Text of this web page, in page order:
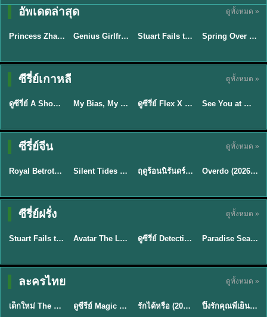
อัพเดตล่าสุด ดูทั้งหมด »
★8
พากย์ไทย/ซับ
ไทย
Princess Zhaoyang องค์หญิงเจาหยาง (2026) พากย์ไทย ซับไทย EP.1-18 ★9
พากย์ไทย/ซับ
Genius Girlfriend แฟนสาวอัจฉริยะ (2026) พากย์ไทย ซับไทย EP.1-28 ★9.3 Stuart Fails to Save the Universe สจ๊วตล่มแผนกู้จักรวาล (2026) พากย์ไทย ซับไทย EP.1-10
ซับไทย
Spring Over Phoenix Pond (2026) หงส์คืนบัลลังก์แค้น พากย์ไทย ซับไทย EP1-21
ซีรี่ย์เกาหลี ดูทั้งหมด »
★8 EP.16
พากย์ไทย
TH EP. 16
ดูซีรี่ย์ A Shop for Killers 2 ร้านลับนักฆ่า ซีซัน 2 (2026) ซับไทย-พากย์ไทย My Bias, My Boss เมื่อเมนฉันเป็นประธานบริษัท (2026) พากย์ไทย ซับไทย EP.1-12 ★8 EP.16
Sub EP. 16 | TH
ดูซีรี่ย์ Flex X Cop คุณชายสายสืบ (2024) พากย์ไทย-ซับไทย EP.1-16 (จบ) ★9
ซับไทย | พากย์
Sub EP. 8 | TH
See You at Work Tomorrow! เจอกันที่ออฟฟิศพรุ่งนี้นะ พากย์ไทย
ซีรี่ย์จีน ดูทั้งหมด »
★9
ซับไทย
Royal Betrothal (2026) สัญญาวิวาห์แห่งราชวงศ์ พากย์ไทย ซับไทย EP1-32 ★9.5 Silent Tides คลื่นลมลวง (2025) พากย์ไทย ซับไทย EP.1-31 ★8.8 ฤดูร้อนนิรันดร์ (2026) Never-Ending Summer พากย์ไทย EP.1-29
ซับไทย
Overdo (2026) รักเกินแค้น พากย์ไทย ซับไทย EP1-33 (จบ)
ซีรี่ย์ฝรั่ง ดูทั้งหมด »
★9.3
พากย์ไทย
Stuart Fails to Save the Universe สจ๊วตล่มแผนกู้จักรวาล (2026) พากย์ไทย ซับไทย EP.1-10 ★7.8 EP.7Avatar The Last Airbender 2 เณรน้อยเจ้าอภินิหาร พากย์ไทย EP.9ดูซีรี่ย์ Detective Hole (2026) พากย์ไทย HD ฟรี อัปเดตล่าสุด Netflix EP.8
พากย์ไทย
Paradise Season 2 (2026) พากย์ไทย EP1-8 ดูซีรี่ย์ฝรั่ง HD ครบทุกตอน
ละครไทย ดูทั้งหมด »
★ 8 EP.6
พากย์ไทย
เด็กใหม่ The Reset 2026 EP1-6 พากย์ไทย ดูซีรี่ย์ Netflix ล่าสุด HD ดูซีรีย์ Magic Move (2026) ทำนายทายรัก Thai EP.1-10 HD รักได้หรือ (2026) YOUNG Let's Begin Again พากย์ไทย EP.1-19 ★8
พากย์ไทย
ปิ๊งรักคุณพี่เย็นชา (2026) Frozen Valentine EP.1-10 (จบ)